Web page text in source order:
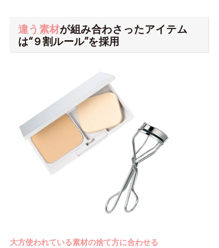
違う素材が組み合わさったアイテム
は“９割ルール”を採用
大方使われている素材の捨て方に合わせる